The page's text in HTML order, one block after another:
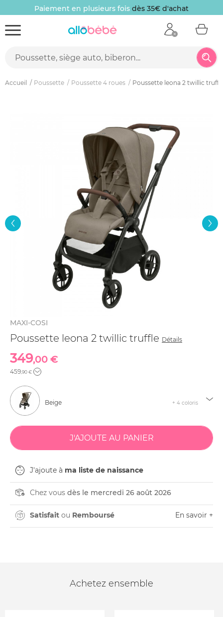
Paiement en plusieurs fois dès 35€ d'achat
Accueil Poussette Poussette 4 roues Poussette leona 2 twillic
MAXI-COSI
Poussette leona 2 twillic truffle Détails
349,00 €
459,90 €
Beige + 4 coloris
J'ajoute à ma liste de naissance
Chez vous dès le mercredi 26 août 2026
Satisfait ou Remboursé En savoir +
Achetez ensemble